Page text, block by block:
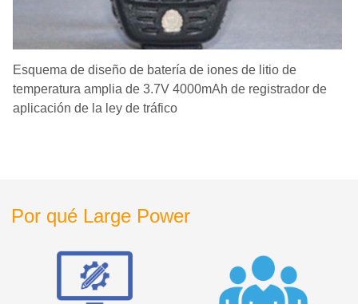
Esquema de diseño de batería de iones de litio de
temperatura amplia de 3.7V 4000mAh de registrador de
aplicación de la ley de tráfico
Por qué Large Power